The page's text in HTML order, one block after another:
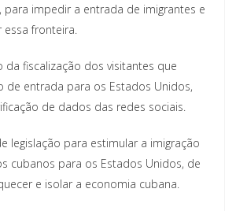
para impedir a entrada de imigrantes e
fronteira.
da fiscalização dos visitantes que
de entrada para os Estados Unidos,
de dados das redes sociais.
legislação para estimular a imigração
cubanos para os Estados Unidos, de
e isolar a economia cubana.